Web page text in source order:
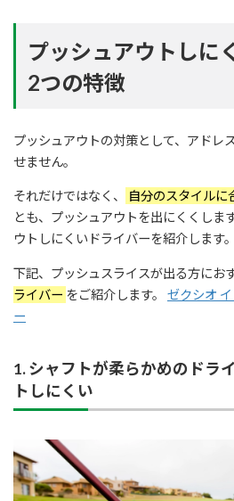
プッシュアウトしに
2つの特徴
プッシュアウトの対策として、アドレ
せません。
それだけではなく、 自分のスタイルに
とも、プッシュアウトを出にくくしま
ウトしにくいドライバーを紹介します。
下記、プッシュスライスが出る方にお
ライバー をご紹介します。 ゼクシオ
ー
1. シャフトが柔らかめのドラ
トしにくい